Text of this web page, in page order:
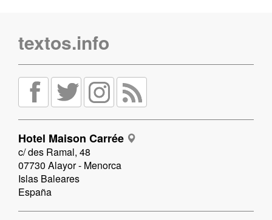
textos.info
Hotel Maison Carrée
c/ des Ramal, 48
07730 Alayor - Menorca
Islas Baleares
España